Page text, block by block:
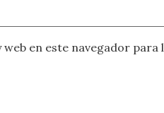
en este navegador para